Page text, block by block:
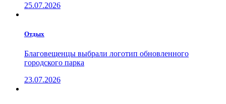
25.07.2026
Отдых
Благовещенцы выбрали логотип обновленного
городского парка
23.07.2026